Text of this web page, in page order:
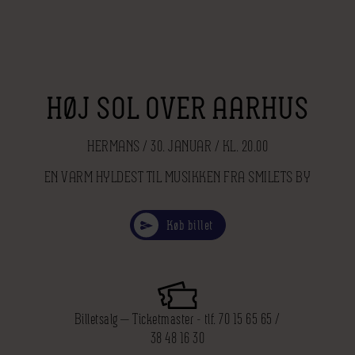
HØJ SOL OVER AARHUS
HERMANS / 30. JANUAR / KL. 20.00
EN VARM HYLDEST TIL MUSIKKEN FRA SMILETS BY
Køb billet
Billetsalg — Ticketmaster - tlf. 70 15 65 65 /
38 48 16 30